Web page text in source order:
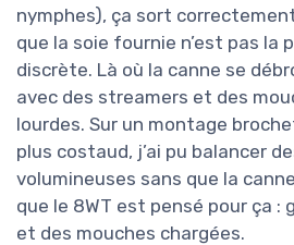
nymphes), ça sort
que la soie fournie n’est pas la
discrète. Là où la canne se
avec des streamers et des
lourdes. Sur un montage
plus costaud, j’ai pu balancer
volumineuses sans que la
que le 8WT est pensé pour ça :
et des mouches chargées.